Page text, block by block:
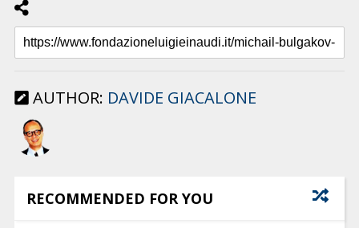
AUTHOR: DAVIDE GIACALONE
RECOMMENDED FOR YOU